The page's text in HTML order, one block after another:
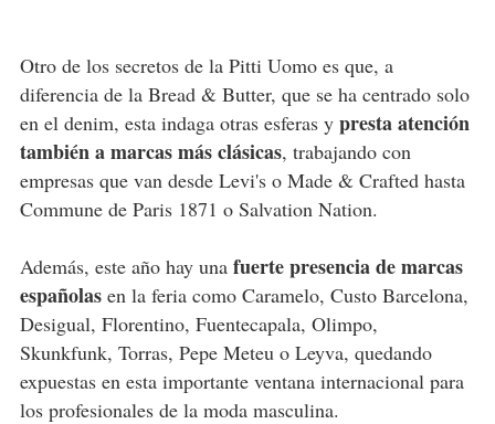
Otro de los secretos de la Pitti Uomo es que, a
diferencia de la Bread & Butter, que se ha centrado solo
en el denim, esta indaga otras esferas y presta atención
también a marcas más clásicas, trabajando con
empresas que van desde Levi's o Made & Crafted hasta
Commune de Paris 1871 o Salvation Nation.
Además, este año hay una fuerte presencia de marcas
españolasen la feria como Caramelo, Custo Barcelona,
Desigual, Florentino, Fuentecapala, Olimpo,
Skunkfunk, Torras, Pepe Meteu o Leyva, quedando
expuestas en esta importante ventana internacional para
los profesionales de la moda masculina.